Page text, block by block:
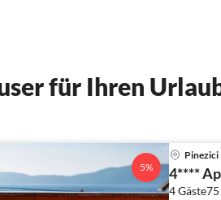
für Ihren
5%
Pinezici
4****
4 Gäste75